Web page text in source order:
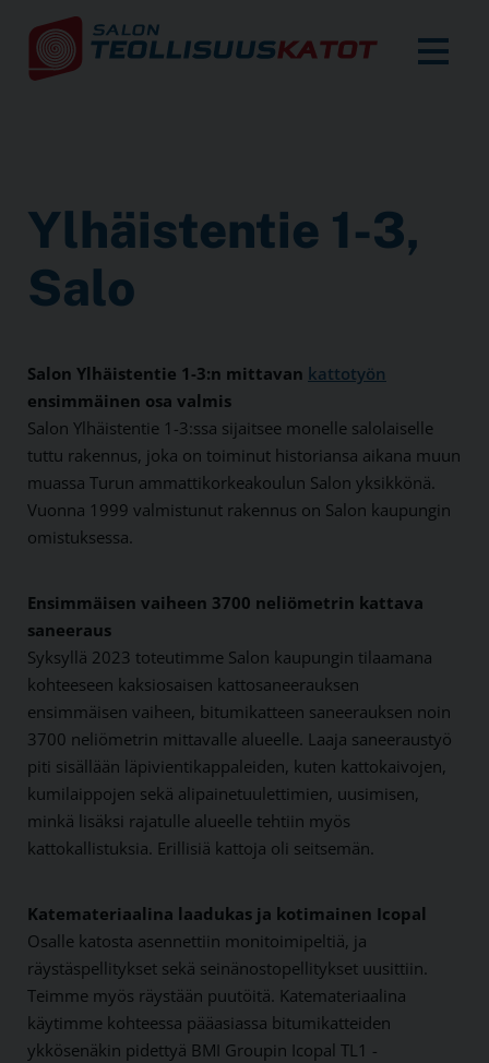
Ylhäistentie 1-3,
Salo
Salon Ylhäistentie 1-3:n mittavan kattotyön
ensimmäinen osa valmis
Salon Ylhäistentie 1-3:ssa sijaitsee monelle salolaiselle
tuttu rakennus, joka on toiminut historiansa aikana muun
muassa Turun ammattikorkeakoulun Salon yksikkönä.
Vuonna 1999 valmistunut rakennus on Salon kaupungin
omistuksessa.
Ensimmäisen vaiheen 3700 neliömetrin kattava
saneeraus
Syksyllä 2023 toteutimme Salon kaupungin tilaamana
kohteeseen kaksiosaisen kattosaneerauksen
ensimmäisen vaiheen, bitumikatteen saneerauksen noin
3700 neliömetrin mittavalle alueelle. Laaja saneeraustyö
piti sisällään läpivientikappaleiden, kuten kattokaivojen,
kumilaippojen sekä alipainetuulettimien, uusimisen,
minkä lisäksi rajatulle alueelle tehtiin myös
kattokallistuksia. Erillisiä kattoja oli seitsemän.
Katemateriaalina laadukas ja kotimainen Icopal
Osalle katosta asennettiin monitoimipeltiä, ja
räystäspellitykset sekä seinänostopellitykset uusittiin.
Teimme myös räystään puutöitä. Katemateriaalina
käytimme kohteessa pääasiassa bitumikatteiden
ykkösenäkin pidettyä BMI Groupin Icopal TL1 -